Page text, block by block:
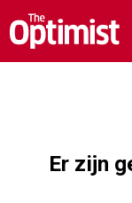
Er zijn